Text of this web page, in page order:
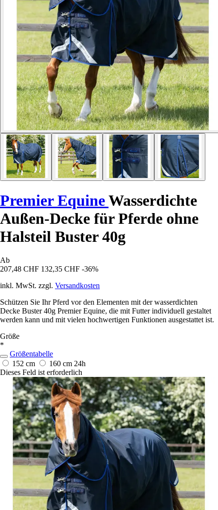
Premier EquineWasserdichte
Außen-Decke für Pferde ohne
Halsteil Buster 40g
Ab
207,48 CHF 132,35 CHF -36%
inkl. MwSt. zzgl. Versandkosten
Schützen Sie Ihr Pferd vor den Elementen mit der wasserdichten
Decke Buster 40g Premier Equine, die mit Futter individuell gestaltet
werden kann und mit vielen hochwertigen Funktionen ausgestattet ist.
Größe
*
Größentabelle
152 cm
160 cm 24h
Dieses Feld ist erforderlich